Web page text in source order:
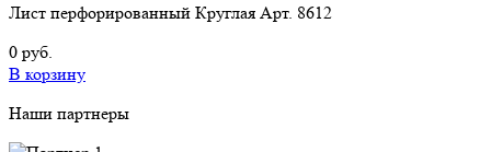
Лист перфорированный Круглая Арт. 8612
0 руб.
В корзину
Наши партнеры